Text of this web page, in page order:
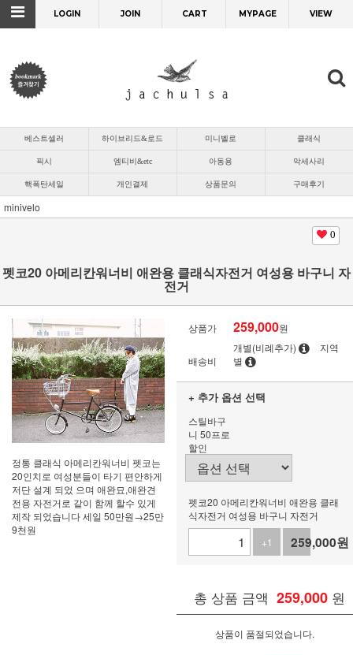
LOGIN JOIN CART MYPAGE VIEW
베스트셀러 하이브리드&로드 미니벨로 클래식
픽시 엠티비&etc 아동용 악세사리
핵폭탄세일 개인결제 상품문의 구매후기
minivelo
0
펫코20 아메리칸워너비 애완용 클래식자전거 여성용 바구니 자
전거
정통 클래식 아메리칸워너비 펫코는
20인치로 여성분들이 타기 편안하게
저단 설계 되었 으며 애완묘,애완견
전용 자전거로 같이 함께 할수 있게
제작 되었습니다 세일 50만원→25만
9천원
상품가 259,000원
배송비
개별(비례추가)
지역
별
+ 추가 옵션 선택
스틸바구
니 50프로
할인
펫코20 아메리칸워너비 애완용 클래
식자전거 여성용 바구니 자전거
+1
-1
259,000원
총 상품 금액 259,000 원
상품이 품절되었습니다.